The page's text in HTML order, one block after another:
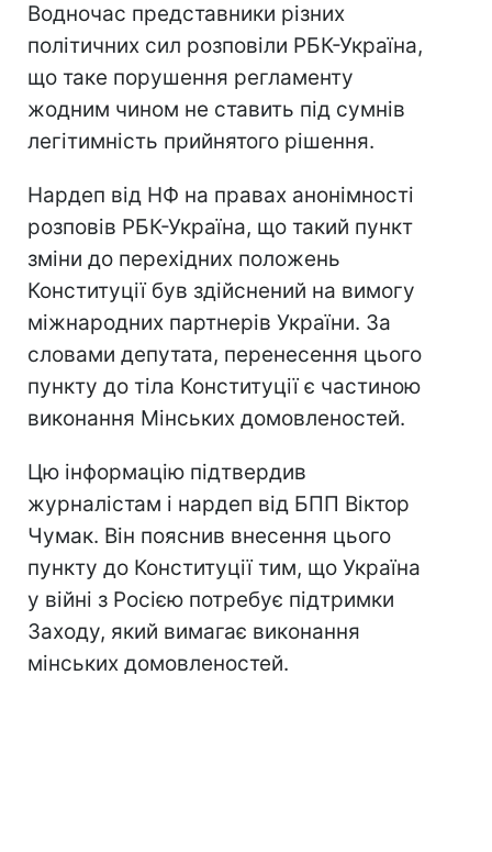
Водночас представники різних
політичних сил розповіли РБК-Україна,
що таке порушення регламенту
жодним чином не ставить під сумнів
легітимність прийнятого рішення.
Нардеп від НФ на правах анонімності
розповів РБК-Україна, що такий пункт
зміни до перехідних положень
Конституції був здійснений на вимогу
міжнародних партнерів України. За
словами депутата, перенесення цього
пункту до тіла Конституції є частиною
виконання Мінських домовленостей.
Цю інформацію підтвердив
журналістам і нардеп від БПП Віктор
Чумак. Він пояснив внесення цього
пункту до Конституції тим, що Україна
у війні з Росією потребує підтримки
Заходу, який вимагає виконання
мінських домовленостей.